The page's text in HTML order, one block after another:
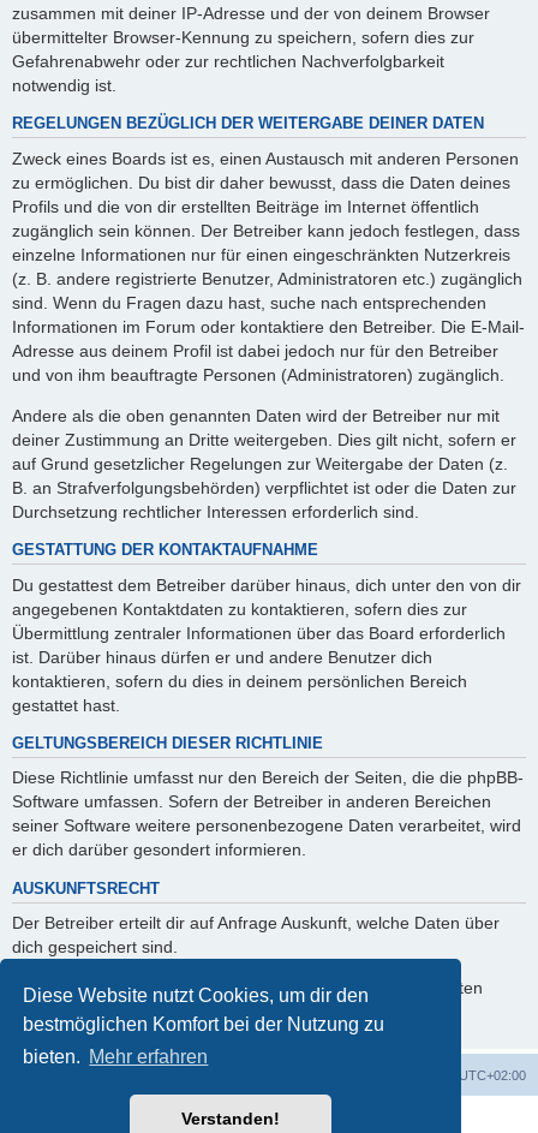
Diese Website nutzt Cookies, um dir den
bestmöglichen Komfort bei der Nutzung zu
bieten. Mehr erfahren
Verstanden!
zusammen mit deiner IP-Adresse und der von deinem Browser
übermittelter Browser-Kennung zu speichern, sofern dies zur
Gefahrenabwehr oder zur rechtlichen Nachverfolgbarkeit
notwendig ist.
REGELUNGEN BEZÜGLICH DER WEITERGABE DEINER DATEN
Zweck eines Boards ist es, einen Austausch mit anderen Personen
zu ermöglichen. Du bist dir daher bewusst, dass die Daten deines
Profils und die von dir erstellten Beiträge im Internet öffentlich
zugänglich sein können. Der Betreiber kann jedoch festlegen, dass
einzelne Informationen nur für einen eingeschränkten Nutzerkreis
(z. B. andere registrierte Benutzer, Administratoren etc.) zugänglich
sind. Wenn du Fragen dazu hast, suche nach entsprechenden
Informationen im Forum oder kontaktiere den Betreiber. Die E-Mail-
Adresse aus deinem Profil ist dabei jedoch nur für den Betreiber
und von ihm beauftragte Personen (Administratoren) zugänglich.
Andere als die oben genannten Daten wird der Betreiber nur mit
deiner Zustimmung an Dritte weitergeben. Dies gilt nicht, sofern er
auf Grund gesetzlicher Regelungen zur Weitergabe der Daten (z.
B. an Strafverfolgungsbehörden) verpflichtet ist oder die Daten zur
Durchsetzung rechtlicher Interessen erforderlich sind.
GESTATTUNG DER KONTAKTAUFNAHME
Du gestattest dem Betreiber darüber hinaus, dich unter den von dir
angegebenen Kontaktdaten zu kontaktieren, sofern dies zur
Übermittlung zentraler Informationen über das Board erforderlich
ist. Darüber hinaus dürfen er und andere Benutzer dich
kontaktieren, sofern du dies in deinem persönlichen Bereich
gestattet hast.
GELTUNGSBEREICH DIESER RICHTLINIE
Diese Richtlinie umfasst nur den Bereich der Seiten, die die phpBB-
Software umfassen. Sofern der Betreiber in anderen Bereichen
seiner Software weitere personenbezogene Daten verarbeitet, wird
er dich darüber gesondert informieren.
AUSKUNFTSRECHT
Der Betreiber erteilt dir auf Anfrage Auskunft, welche Daten über
dich gespeichert sind.
Du kannst jederzeit die Löschung bzw. Sperrung deiner Daten
verlangen. Kontaktiere hierzu bitte den Betreiber.
UTC+02:00
Powered byphpBB® Forum Software © phpBB Limited